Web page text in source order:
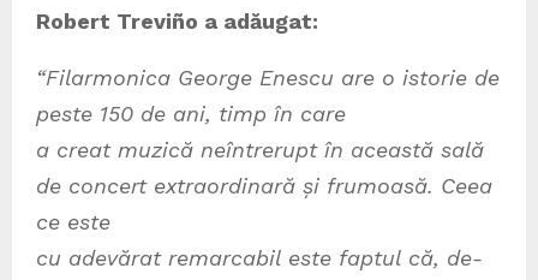
Robert Treviño a adăugat:
“Filarmonica George Enescu are o istorie de
peste 150 de ani, timp în care
a creat muzică neîntrerupt în această sală
de concert extraordinară și frumoasă. Ceea
ce este
cu adevărat remarcabil este faptul că, de-